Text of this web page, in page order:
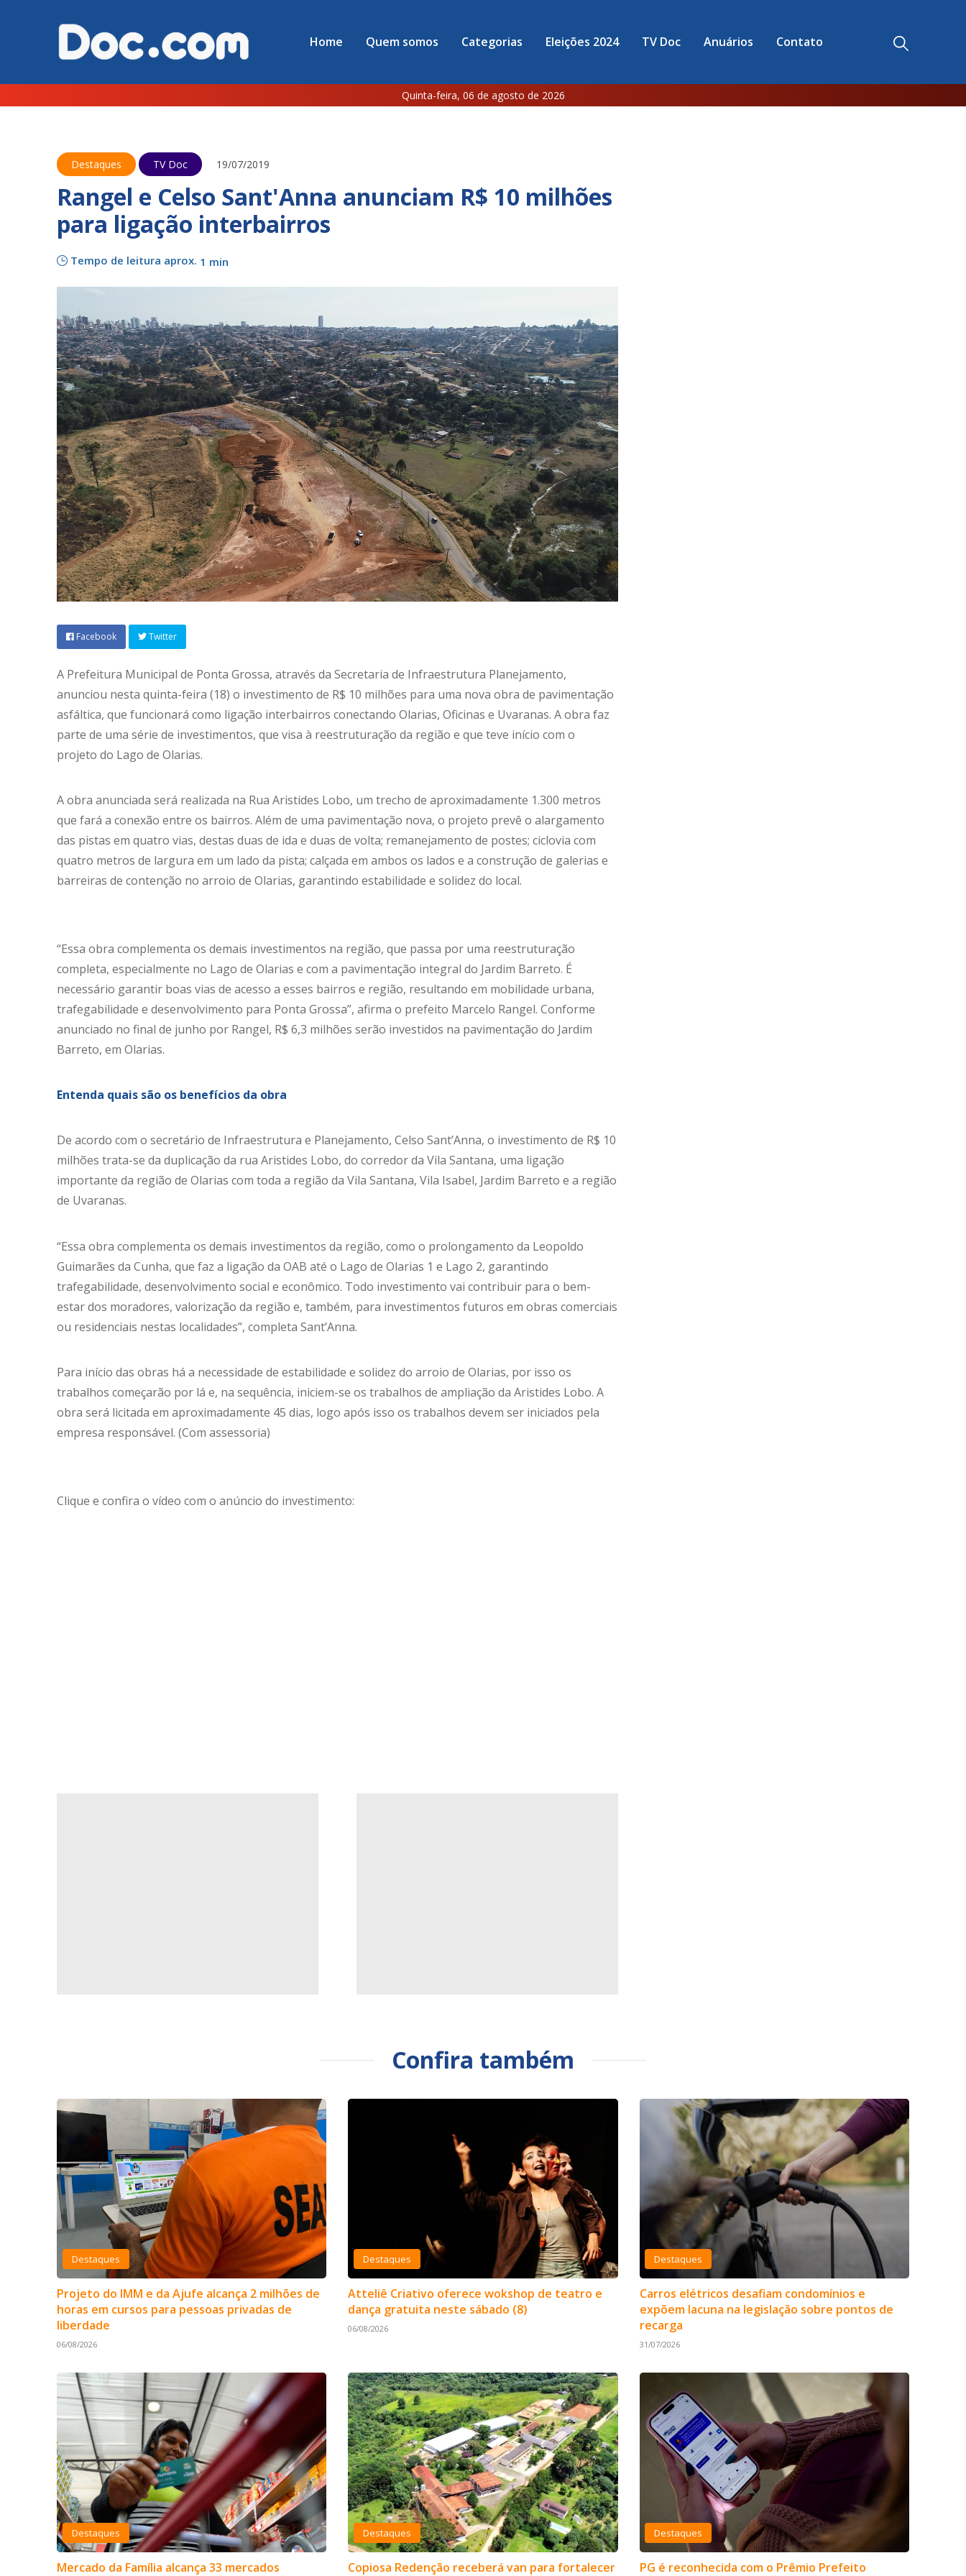
Home Quem somos Categorias Eleições 2024 TV Doc Anuários Contato
Quinta-feira, 06 de agosto de 2026
Destaques TV Doc 19/07/2019
Rangel e Celso Sant'Anna anunciam R$ 10 milhões
para ligação interbairros
Tempo de leitura aprox. 1 min
Facebook Twitter
A Prefeitura Municipal de Ponta Grossa, através da Secretaria de Infraestrutura Planejamento,
anunciou nesta quinta-feira (18) o investimento de R$ 10 milhões para uma nova obra de pavimentação
asfáltica, que funcionará como ligação interbairros conectando Olarias, Oficinas e Uvaranas. A obra faz
parte de uma série de investimentos, que visa à reestruturação da região e que teve início com o
projeto do Lago de Olarias.
A obra anunciada será realizada na Rua Aristides Lobo, um trecho de aproximadamente 1.300 metros
que fará a conexão entre os bairros. Além de uma pavimentação nova, o projeto prevê o alargamento
das pistas em quatro vias, destas duas de ida e duas de volta; remanejamento de postes; ciclovia com
quatro metros de largura em um lado da pista; calçada em ambos os lados e a construção de galerias e
barreiras de contenção no arroio de Olarias, garantindo estabilidade e solidez do local.
“Essa obra complementa os demais investimentos na região, que passa por uma reestruturação
completa, especialmente no Lago de Olarias e com a pavimentação integral do Jardim Barreto. É
necessário garantir boas vias de acesso a esses bairros e região, resultando em mobilidade urbana,
trafegabilidade e desenvolvimento para Ponta Grossa”, afirma o prefeito Marcelo Rangel. Conforme
anunciado no final de junho por Rangel, R$ 6,3 milhões serão investidos na pavimentação do Jardim
Barreto, em Olarias.
Entenda quais são os benefícios da obra
De acordo com o secretário de Infraestrutura e Planejamento, Celso Sant’Anna, o investimento de R$ 10
milhões trata-se da duplicação da rua Aristides Lobo, do corredor da Vila Santana, uma ligação
importante da região de Olarias com toda a região da Vila Santana, Vila Isabel, Jardim Barreto e a região
de Uvaranas.
“Essa obra complementa os demais investimentos da região, como o prolongamento da Leopoldo
Guimarães da Cunha, que faz a ligação da OAB até o Lago de Olarias 1 e Lago 2, garantindo
trafegabilidade, desenvolvimento social e econômico. Todo investimento vai contribuir para o bem-
estar dos moradores, valorização da região e, também, para investimentos futuros em obras comerciais
ou residenciais nestas localidades”, completa Sant’Anna.
Para início das obras há a necessidade de estabilidade e solidez do arroio de Olarias, por isso os
trabalhos começarão por lá e, na sequência, iniciem-se os trabalhos de ampliação da Aristides Lobo. A
obra será licitada em aproximadamente 45 dias, logo após isso os trabalhos devem ser iniciados pela
empresa responsável. (Com assessoria)
Clique e confira o vídeo com o anúncio do investimento:
Confira também
Destaques
Projeto do IMM e da Ajufe alcança 2 milhões de
horas em cursos para pessoas privadas de
liberdade
06/08/2026
Destaques
Atteliê Criativo oferece wokshop de teatro e
dança gratuita neste sábado (8)
06/08/2026
Destaques
Carros elétricos desafiam condomínios e
expõem lacuna na legislação sobre pontos de
recarga
31/07/2026
Destaques
Mercado da Família alcança 33 mercados
Destaques
Copiosa Redenção receberá van para fortalecer
Destaques
PG é reconhecida com o Prêmio Prefeito